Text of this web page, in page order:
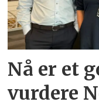
Nå er et
vurdere